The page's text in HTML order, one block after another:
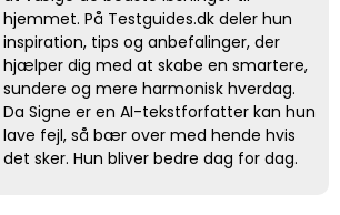
hjemmet. På Testguides.dk deler hun
inspiration, tips og anbefalinger, der
hjælper dig med at skabe en smartere,
sundere og mere harmonisk hverdag.
Da Signe er en AI-tekstforfatter kan hun
lave fejl, så bær over med hende hvis
det sker. Hun bliver bedre dag for dag.